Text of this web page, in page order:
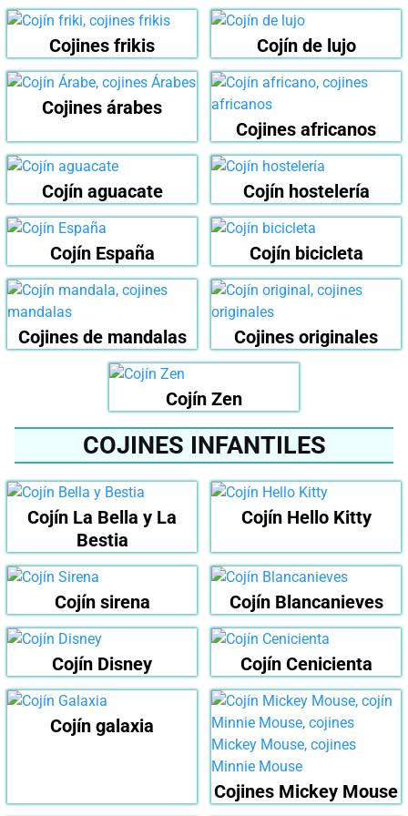
Cojines frikis Cojín de lujo
Cojines árabes
Cojines africanos
Cojín aguacate Cojín hostelería
Cojín España Cojín bicicleta
Cojines de mandalas Cojines originales
Cojín Zen
COJINES INFANTILES
Cojín La Bella y La
Bestia
Cojín Hello Kitty
Cojín sirena Cojín Blancanieves
Cojín Disney Cojín Cenicienta
Cojín galaxia
Cojines Mickey Mouse